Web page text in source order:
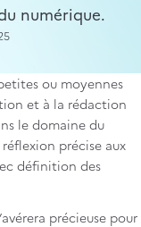
numérique.
ou moyennes
et à la rédaction
le domaine du
précise aux
définition des
précieuse pour